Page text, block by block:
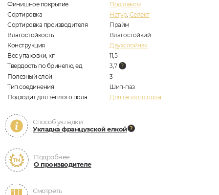
Финишное покрытие
Под лаком
Сортировка
Натур, Селект
Сортировка производителя
Прайм
Влагостойкость
Влагостойкий
Конструкция
Двухслойная
Вес упаковки, кг
11,5
Твердость по бринелю, ед
3,7
Полезный слой
3
Тип соединения
Шип-паз
Подходит для теплого пола
Для теплого пола
Способ укладки
Укладка французской елкой
Подробнее
О производителе
Смотреть